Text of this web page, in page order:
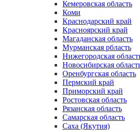
Кемеровская область
Коми
Краснодарский край
Красноярский край
Магаданская область
Мурманская рбласть
Нижегородская
Новосибирская
Оренбургская область
Пермский край
Приморский край
Ростовская область
Рязанская область
Самарская область
Саха (Якутия)